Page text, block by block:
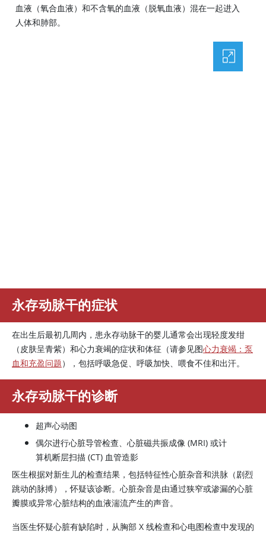
血液（氧合血液）和不含氧的血液（脱氧血液）混在一起进入
人体和肺部。
永存动脉干的症状
在出生后最初几周内，患永存动脉干的婴儿通常会出现轻度发绀
（皮肤呈青紫）和心力衰竭的症状和体征（请参见图心力衰竭：泵
血和充盈问题），包括呼吸急促、呼吸加快、喂食不佳和出汗。
永存动脉干的诊断
超声心动图
偶尔进行心脏导管检查、心脏磁共振成像 (MRI) 或计
算机断层扫描 (CT) 血管造影
医生根据对新生儿的检查结果，包括特征性心脏杂音和洪脉（剧烈
跳动的脉搏），怀疑该诊断。心脏杂音是由通过狭窄或渗漏的心脏
瓣膜或异常心脏结构的血液湍流产生的声音。
当医生怀疑心脏有缺陷时，从胸部 X 线检查和心电图检查中发现的